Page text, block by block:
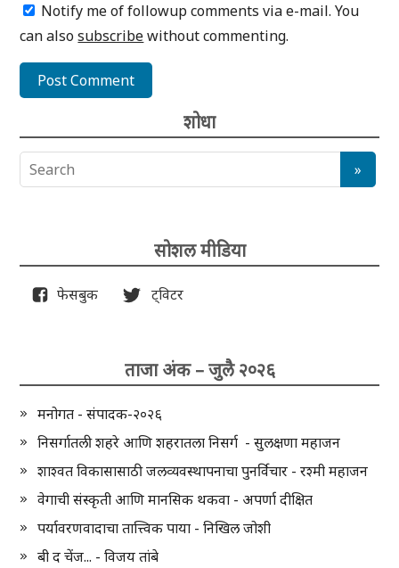
Notify me of followup comments via e-mail. You
can alsosubscribewithout commenting.
शोधा
सोशल मीडिया
फेसबुक ट्विटर
ताजा अंक – जुलै २०२६
मनोगत - संपादक-२०२६
निसर्गातली शहरे आणि शहरातला निसर्ग - सुलक्षणा महाजन
शाश्वत विकासासाठी जलव्यवस्थापनाचा पुनर्विचार - रश्मी महाजन
वेगाची संस्कृती आणि मानसिक थकवा - अपर्णा दीक्षित
पर्यावरणवादाचा तात्त्विक पाया - निखिल जोशी
बी द चेंज... - विजय तांबे